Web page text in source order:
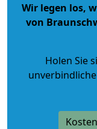
Wir legen los,
von
Holen Sie